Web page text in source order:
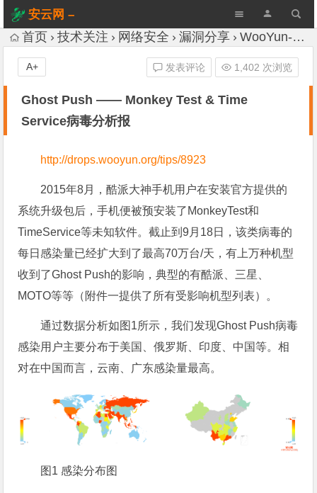
安云网 –
AnYun.ORG
首页 技术关注 网络安全 漏洞分享 WooYun-Drops
Ghost Push —— Monkey Test & Time
Service病毒分析报
发表评论 1,402 次浏览
A+
http://drops.wooyun.org/tips/8923
2015年8月，酷派大神手机用户在安装官方提供的
系统升级包后，手机便被预安装了MonkeyTest和
TimeService等未知软件。截止到9月18日，该类病毒的
每日感染量已经扩大到了最高70万台/天，有上万种机型
收到了Ghost Push的影响，典型的有酷派、三星、
MOTO等等（附件一提供了所有受影响机型列表）。
通过数据分析如图1所示，我们发现Ghost Push病毒
感染用户主要分布于美国、俄罗斯、印度、中国等。相
对在中国而言，云南、广东感染量最高。
图1 感染分布图